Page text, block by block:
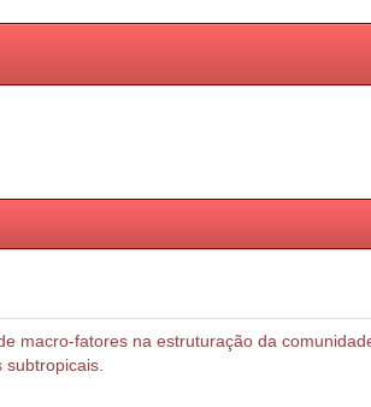
macro-fatores na estruturação da
subtropicais.